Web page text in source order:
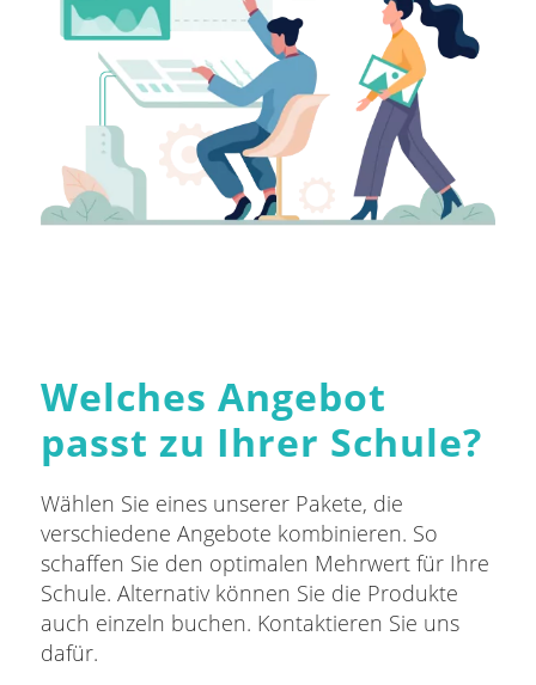
Welches Angebot
passt zu Ihrer Schule?
Wählen Sie eines unserer Pakete, die
verschiedene Angebote kombinieren. So
schaffen Sie den optimalen Mehrwert für Ihre
Schule. Alternativ können Sie die Produkte
auch einzeln buchen. Kontaktieren Sie uns
dafür.